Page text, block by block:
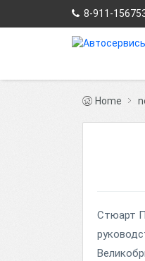
8-911-
Home
Стюарт